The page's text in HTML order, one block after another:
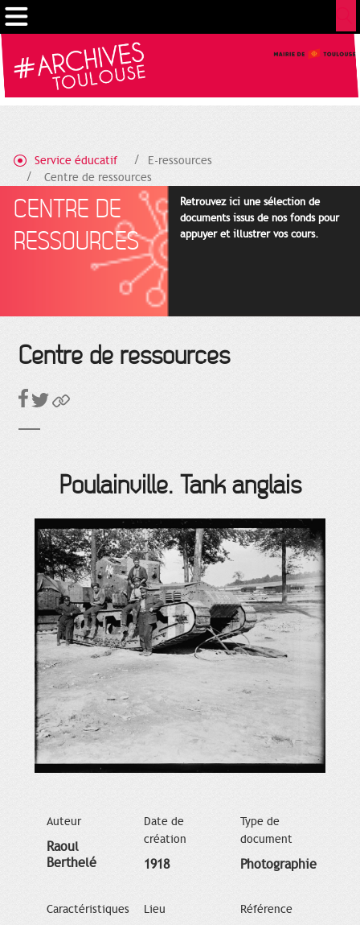
Service éducatif
E-ressources
Centre de ressources
CENTRE DE
RESSOURCES
Retrouvez ici une sélection de
documents issus de nos fonds pour
appuyer et illustrer vos cours.
Centre de ressources
Poulainville. Tank anglais
Auteur
Raoul
Berthelé
Date de
création
1918
Type de
document
Photographie
Caractéristiques Lieu Référence
Gestion de vos préférences sur les cookies